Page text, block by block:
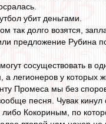
убит деньгами.
так долго возятся,
предложение Рубина
сосуществовать в
а легионеров у
Промеса мы без
песня. Чувак
либо Кокориным, по